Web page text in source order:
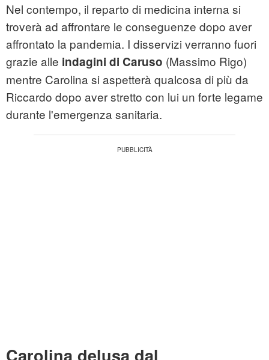
Nel contempo, il reparto di medicina interna si
troverà ad affrontare le conseguenze dopo aver
affrontato la pandemia. I disservizi verranno fuori
grazie alle indagini di Caruso (Massimo Rigo)
mentre Carolina si aspetterà qualcosa di più da
Riccardo dopo aver stretto con lui un forte legame
durante l'emergenza sanitaria.
Carolina delusa dal